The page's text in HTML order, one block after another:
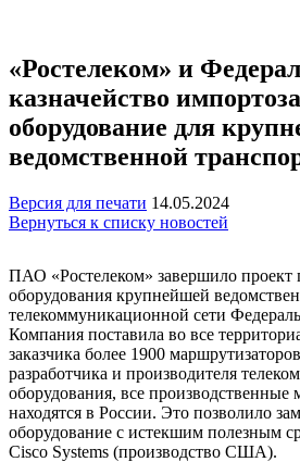
«Ростелеком» и
казначейство
оборудование для
ведомственной
Версия для печати 14.05.2024
Вернуться к списку новостей
ПАО «Ростелеком» завершило проект
оборудования крупнейшей
телекоммуникационной сети
Компания поставила во все
заказчика более 1900
разработчика и производителя
оборудования, все производственные
находятся в России. Это позволило
оборудование с истекшим полезным
Cisco Systems (производство США).